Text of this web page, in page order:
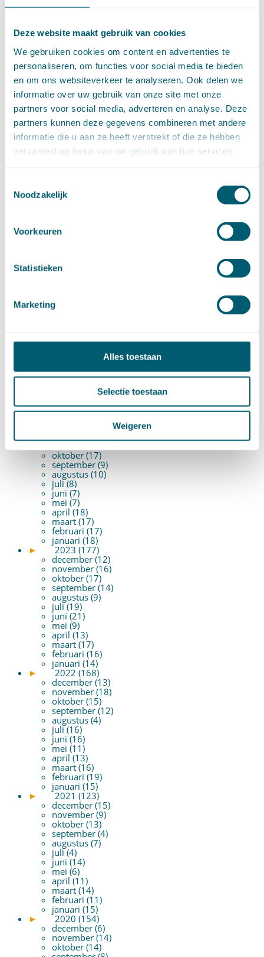
Deze website maakt gebruik van cookies
We gebruiken cookies om content en advertenties te
personaliseren, om functies voor social media te bieden
en om ons websiteverkeer te analyseren. Ook delen we
informatie over uw gebruik van onze site met onze
partners voor social media, adverteren en analyse. Deze
partners kunnen deze gegevens combineren met andere
informatie die u aan ze heeft verstrekt of die ze hebben
verzameld op basis van uw gebruik van hun services.
Noodzakelijk
Voorkeuren
Statistieken
Marketing
Alles toestaan
Selectie toestaan
Weigeren
Overheidsrecht(183)
(27)
Personen- en familierecht(220)
Prejudiciële uitspraken HvJEU
Prejudiciële vragen Hoge Raad (153)
Privacy -AVG(5)
Strafrecht(12)
Verbintenissenrecht(323)
Vermogensrecht algemeen
Vervoersrecht(28)
Verzekeringsrecht(85)
Wvggz – Wzd (Wet Bopz oud)(139)
augustus (1)
juli (7)
april (11)
►
2025 (153)
december (15)
september (8)
juni (13)
mei (13)
februari (16)
december (16)
oktober (17)
september (9)
augustus (10)
juli (8)
juni (7)
mei (7)
april (18)
maart (17)
februari (17)
januari (18)
►
2023 (177)
december (12)
november (16)
oktober (17)
september (14)
augustus (9)
juli (19)
juni (21)
mei (9)
april (13)
maart (17)
februari (16)
januari (14)
►
2022 (168)
december (13)
november (18)
oktober (15)
september (12)
augustus (4)
juli (16)
juni (16)
mei (11)
april (13)
maart (16)
februari (19)
januari (15)
►
2021 (123)
december (15)
november (9)
oktober (13)
september (4)
augustus (7)
juli (4)
juni (14)
mei (6)
april (11)
maart (14)
februari (11)
januari (15)
►
2020 (154)
december (6)
november (14)
oktober (14)